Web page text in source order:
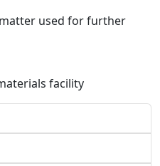
used for further
facility